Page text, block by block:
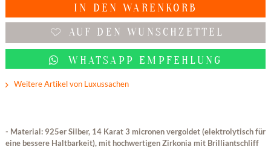
IN DEN WARENKORB
AUF DEN WUNSCHZETTEL
WHATSAPP EMPFEHLUNG
Weitere Artikel von Luxussachen
- Material: 925er Silber, 14 Karat 3 micronen vergoldet (elektrolytisch für
eine bessere Haltbarkeit), mit hochwertigen Zirkonia mit Brilliantschliff